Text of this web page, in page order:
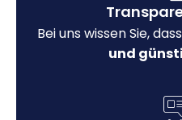
Bei uns wissen Sie,
und